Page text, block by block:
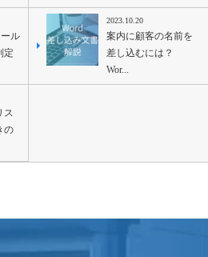
ル
定
2023.10.20
案内に顧客の名前を
差し込むには？
Wor...
ス
の